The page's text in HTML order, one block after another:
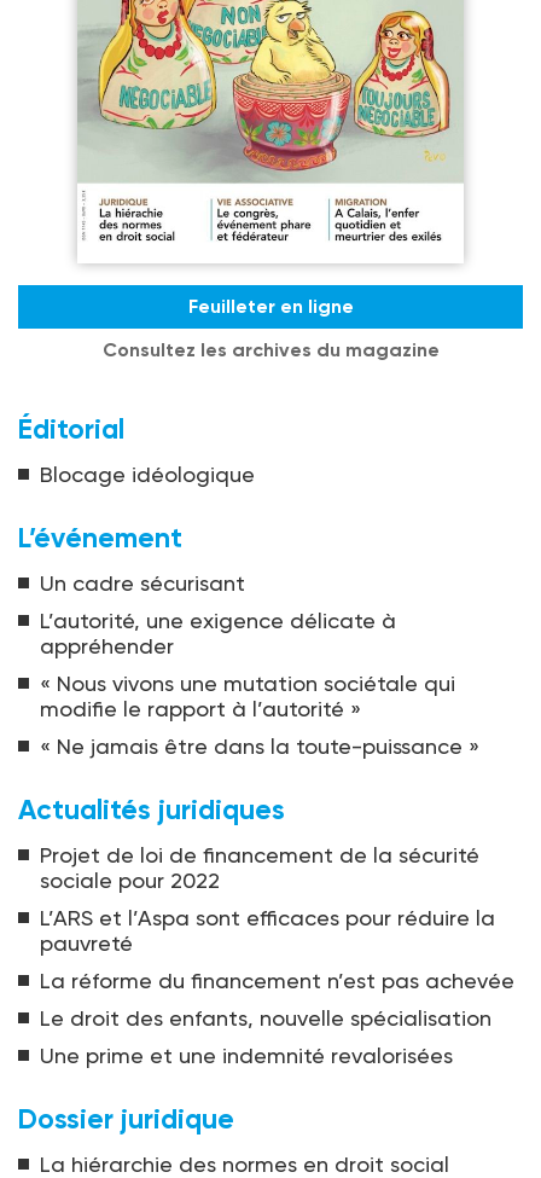
Feuilleter en ligne
Consultez les archives du magazine
Éditorial
Blocage idéologique
L’événement
Un cadre sécurisant
L’autorité, une exigence délicate à
appréhender
« Nous vivons une mutation sociétale qui
modifie le rapport à l’autorité »
« Ne jamais être dans la toute-puissance »
Actualités juridiques
Projet de loi de financement de la sécurité
sociale pour 2022
L’ARS et l’Aspa sont efficaces pour réduire la
pauvreté
La réforme du financement n’est pas achevée
Le droit des enfants, nouvelle spécia­lisation
Une prime et une indemnité revalorisées
Dossier juridique
La hiérarchie des normes en droit social